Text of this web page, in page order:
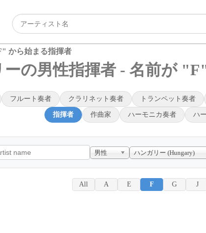
から始まる指揮者
の男性指揮者 - 名前が
フルート奏者 クラリネット奏者 トランペット奏者
指揮者 作曲家 ハーモニカ奏者 ハ
男性 ハンガリー (Hungary)
All A E F G J